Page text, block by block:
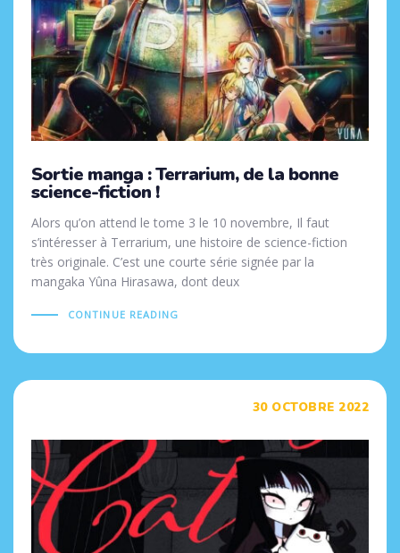
Sortie manga : Terrarium, de la bonne
science-fiction !
Alors qu’on attend le tome 3 le 10 novembre, Il faut
s’intéresser à Terrarium, une histoire de science-fiction
très originale. C’est une courte série signée par la
mangaka Yûna Hirasawa, dont deux
CONTINUE READING
30 OCTOBRE 2022